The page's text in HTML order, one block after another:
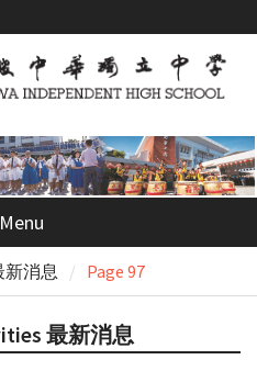
Menu
新消息 Page 97
最新消息